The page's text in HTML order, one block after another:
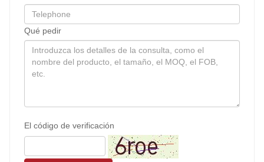
Qué pedir
El código de verificación